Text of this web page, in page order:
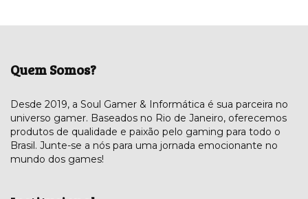
Quem Somos?
Desde 2019, a Soul Gamer & Informática é sua parceira no
universo gamer. Baseados no Rio de Janeiro, oferecemos
produtos de qualidade e paixão pelo gaming para todo o
Brasil. Junte-se a nós para uma jornada emocionante no
mundo dos games!